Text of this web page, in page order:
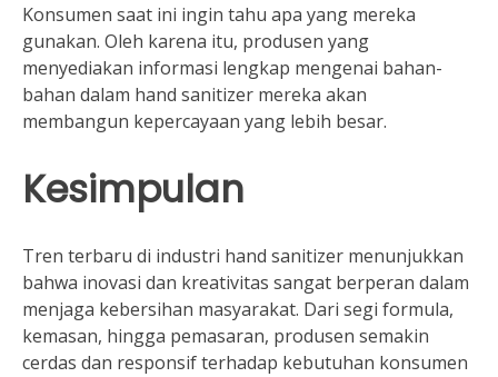
Konsumen saat ini ingin tahu apa yang mereka
gunakan. Oleh karena itu, produsen yang
menyediakan informasi lengkap mengenai bahan-
bahan dalam hand sanitizer mereka akan
membangun kepercayaan yang lebih besar.
Kesimpulan
Tren terbaru di industri hand sanitizer menunjukkan
bahwa inovasi dan kreativitas sangat berperan dalam
menjaga kebersihan masyarakat. Dari segi formula,
kemasan, hingga pemasaran, produsen semakin
cerdas dan responsif terhadap kebutuhan konsumen